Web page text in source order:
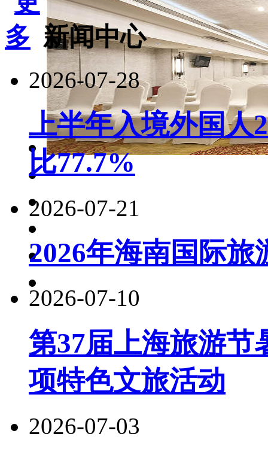
新闻中心
2026-07-28
上半年入境外国人
比77.7%
2026-07-21
2026年海南国际旅
2026-07-10
第37届上海旅游节
项特色文旅活动
2026-07-03